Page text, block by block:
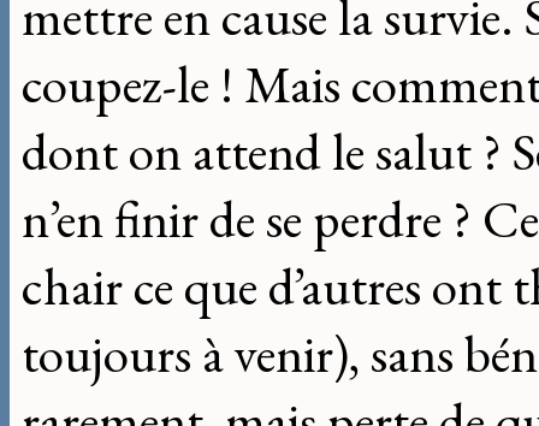
mettre en cause la survie.
coupez-le ! Mais
dont on attend le salut ?
n’en finir de se perdre ?
chair ce que d’autres ont
toujours à venir), sans